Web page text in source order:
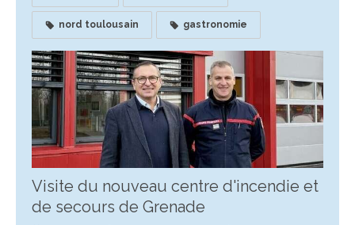
nord toulousain gastronomie
Visite du nouveau centre d'incendie et
de secours de Grenade